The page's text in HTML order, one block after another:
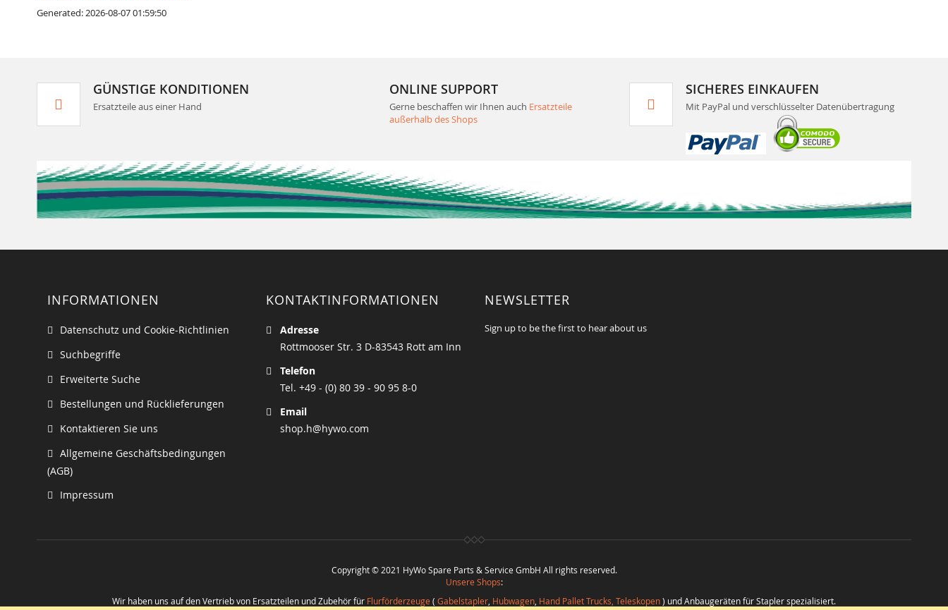
Generated: 2026-08-07 01:59:50
GÜNSTIGE KONDITIONEN
Ersatzteile aus einer Hand
ONLINE SUPPORT
Gerne beschaffen wir Ihnen auch Ersatzteile
außerhalb des Shops
SICHERES EINKAUFEN
Mit PayPal und verschlüsselter Datenübertragung
INFORMATIONEN
Datenschutz und Cookie-Richtlinien
Suchbegriffe
Erweiterte Suche
Bestellungen und Rücklieferungen
Kontaktieren Sie uns
Allgemeine Geschäftsbedingungen
(AGB)
Impressum
KONTAKTINFORMATIONEN
Adresse
Rottmooser Str. 3 D-83543 Rott am Inn
Telefon
Tel. +49 - (0) 80 39 - 90 95 8-0
Email
shop.h@hywo.com
NEWSLETTER
Sign up to be the first to hear about us
Copyright © 2021 HyWo Spare Parts & Service GmbH All rights reserved.
Unsere Shops:
Wir haben uns auf den Vertrieb von Ersatzteilen und Zubehör für Flurförderzeuge ( Gabelstapler, Hubwagen, Hand Pallet Trucks, Teleskopen) und Anbaugeräten für Stapler spezialisiert.